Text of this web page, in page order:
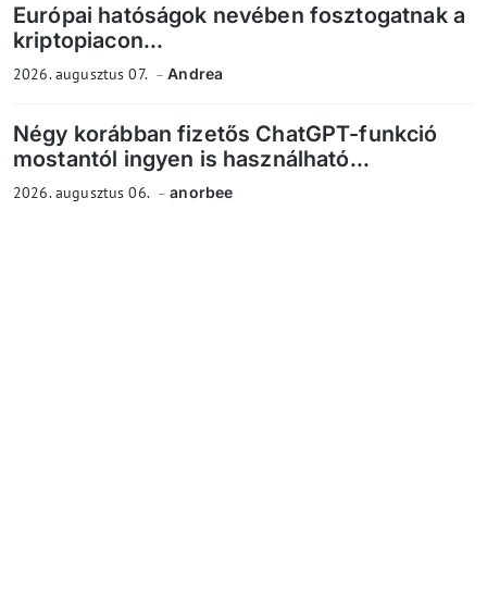
Európai hatóságok nevében fosztogatnak a
kriptopiacon...
2026. augusztus 07. Andrea
Négy korábban fizetős ChatGPT-funkció
mostantól ingyen is használható...
2026. augusztus 06. anorbee